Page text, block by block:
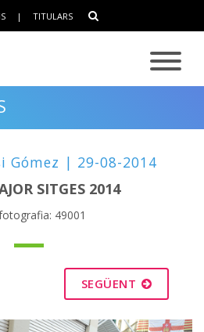
| TITULARS
Gómez | 29-08-2014
SITGES 2014
49001
SEGÜENT